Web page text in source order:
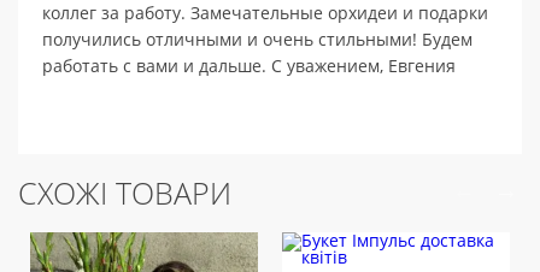
коллег за работу. Замечательные орхидеи и подарки
получились отличными и очень стильными! Будем
работать с вами и дальше. С уважением, Евгения
СХОЖІ ТОВАРИ